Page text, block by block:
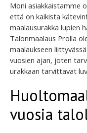
Moni asiakkaistamme
että on kaikista
maalausurakka lupien
Talonmaalaus Prolla
maalaukseen
vuosien ajan, joten
urakkaan tarvittavat
vuosia